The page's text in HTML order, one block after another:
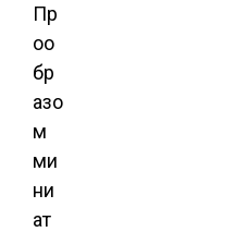
Пр
оо
бр
азо
м
ми
ни
ат